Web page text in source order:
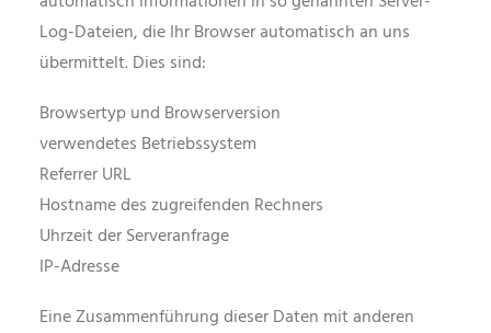
Log-Dateien, die Ihr Browser automatisch an uns
übermittelt. Dies sind:
Browsertyp und Browserversion
verwendetes Betriebssystem
Referrer URL
Hostname des zugreifenden Rechners
Uhrzeit der Serveranfrage
IP-Adresse
Eine Zusammenführung dieser Daten mit anderen